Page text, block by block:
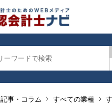
記事・コラム すべての業種